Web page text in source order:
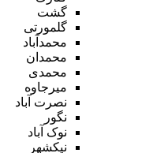
گشت
گلمورتی
محمدآباد
محمدان
محمدی
میرجاوه
نصرت آباد
نگور
نوک آباد
نیکشهر